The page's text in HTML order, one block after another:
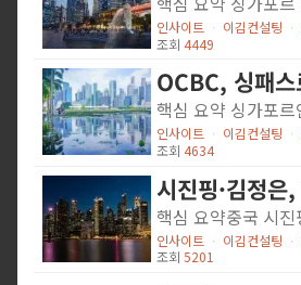
인사이트 ㆍ 이김컨설팅 ㆍ
조회 4449
인사이트 ㆍ 이김컨설팅 ㆍ
조회 4634
인사이트 ㆍ 이김컨설팅 ㆍ
조회 5201